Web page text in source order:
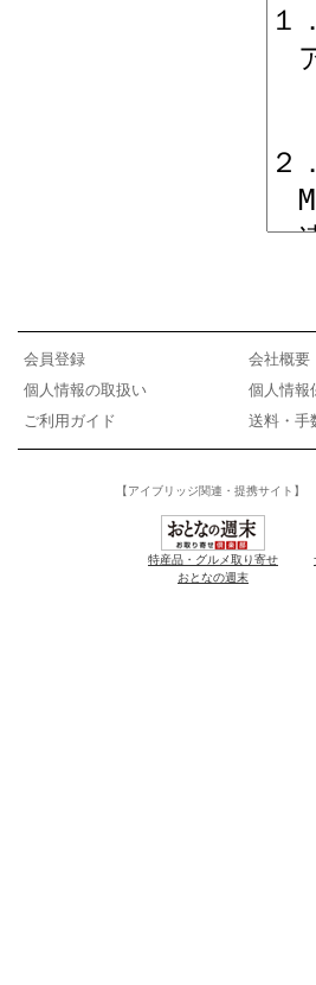
会員登録 会社概要
個人情報の取扱い
個人情報
ご利用ガイド
送料・手
【アイブリッジ関連・提携サイト】
特産品・グルメ取り寄せ
おとなの週末